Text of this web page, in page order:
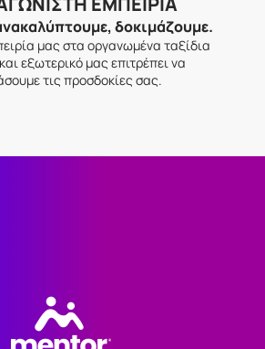
δοκιμάζουμε.
μας στα οργανωμένα ταξίδια
εξωτερικό μας επιτρέπει να
τις προσδοκίες σας.